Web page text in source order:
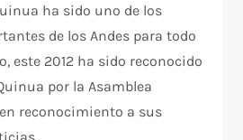
ha sido uno de los
de los Andes para todo
este 2012 ha sido reconocido
por la Asamblea
en reconocimiento a sus